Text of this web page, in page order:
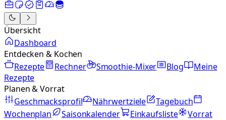
Übersicht
Dashboard
Entdecken & Kochen
Rezepte
Rechner Smoothie-Mixer Blog
Meine
Rezepte
Planen & Vorrat
Geschmacksprofil
Nährwertziele
Tagebuch
Wochenplan
Saisonkalender Einkaufsliste
Vorrat